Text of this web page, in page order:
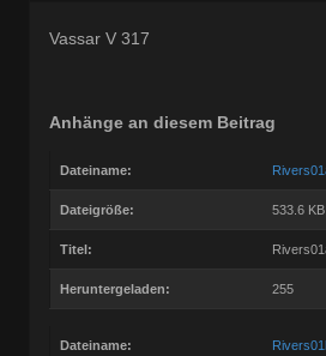
Vassar V 317
Anhänge an diesem Beitrag
Dateiname:
Dateigröße: 533.6 KB
Titel:
Heruntergeladen: 255
Dateiname: